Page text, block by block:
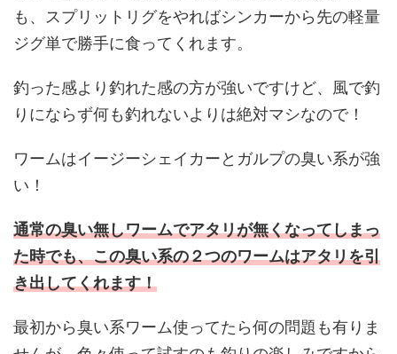
も、スプリットリグをやればシンカーから先の軽量
ジグ単で勝手に食ってくれます。
釣った感より釣れた感の方が強いですけど、風で釣
りにならず何も釣れないよりは絶対マシなので！
ワームはイージーシェイカーとガルプの臭い系が強
い！
通常の臭い無しワームでアタリが無くなってしまっ
た時でも、この臭い系の２つのワームはアタリを引
き出してくれます！
最初から臭い系ワーム使ってたら何の問題も有りま